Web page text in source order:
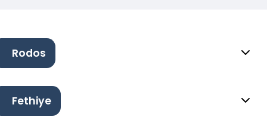
Rodos
Fethiye